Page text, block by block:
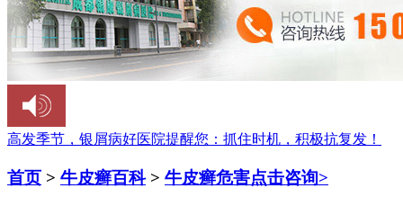
高发季节，银屑病好医院提醒您： 抓住时机，积极抗复发！
首页 > 牛皮癣百科> 牛皮癣危害点击咨询>